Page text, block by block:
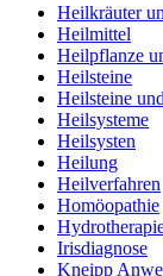
Heilkräuter
Heilmittel
Heilpflanze
Heilsteine
Heilsteine
Heilsysteme
Heilsysten
Heilung
Heilverfahren
Homöopathie
Irisdiagnose
Kneipp